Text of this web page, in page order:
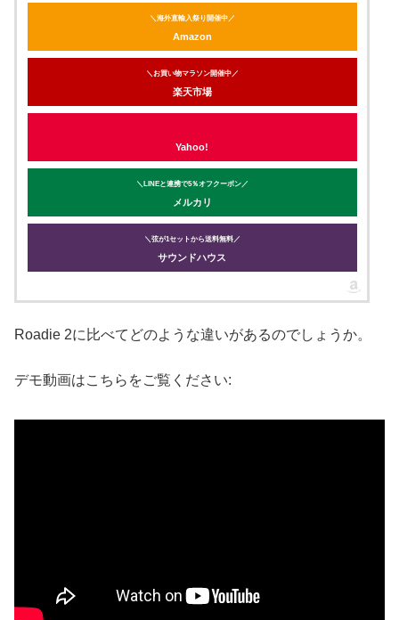
＼海外直輸入祭り開催中／
Amazon
＼お買い物マラソン開催中／
楽天市場
Yahoo!
＼LINEと連携で5％オフクーポン／
メルカリ
＼弦が1セットから送料無料／
サウンドハウス
Roadie 2に比べてどのような違いがあるのでしょうか。
デモ動画はこちらをご覧ください: